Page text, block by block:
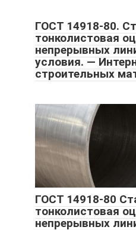
ГОСТ 14918-80.
тонколистовая
непрерывных
условия. —
строительных
ГОСТ 14918-80
тонколистовая
непрерывных